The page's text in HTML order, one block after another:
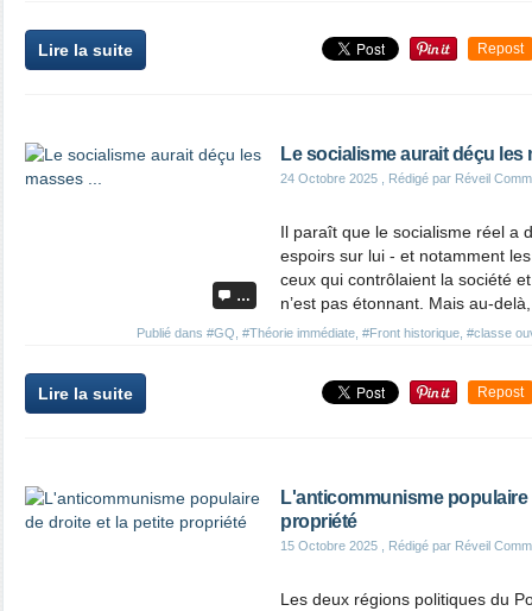
Lire la suite Repost
…
Le socialisme aurait déçu les
24 Octobre 2025 , Rédigé par Réveil
Publié dans #GQ #Théorie immédiate #Front historique #classe
Il paraît que le socialisme réel a
espoirs sur lui - et notamment
ceux qui contrôlaient la société
n’est pas étonnant. Mais au-
Lire la suite Repost
L'anticommunisme populaire
propriété
15 Octobre 2025 , Rédigé par Réveil
Les deux régions politiques du